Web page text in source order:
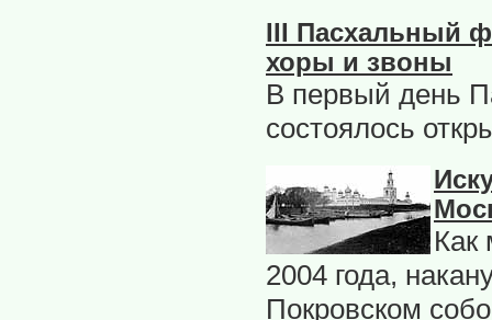
III Пасхальный
хоры и звоны
В первый день
состоялось
Как
2004 года,
Покровском